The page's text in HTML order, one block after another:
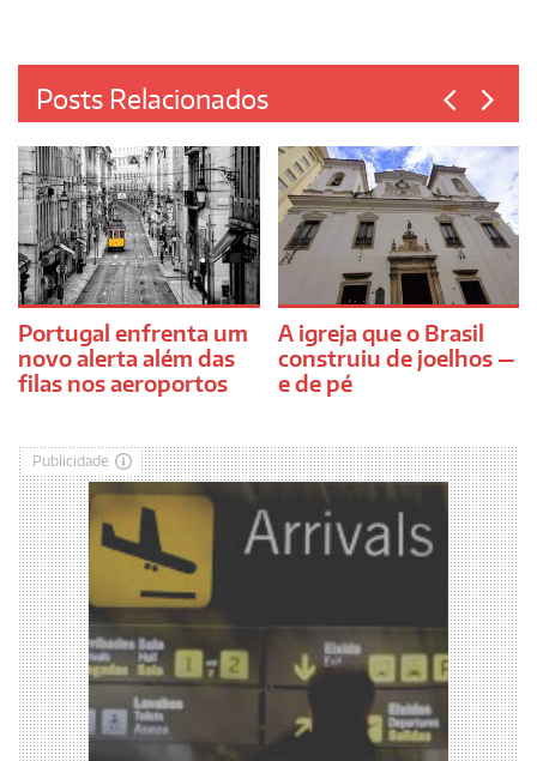
Posts Relacionados
Portugal enfrenta um
novo alerta além das
filas nos aeroportos
A igreja que o Brasil
construiu de joelhos —
e de pé
Publicidade